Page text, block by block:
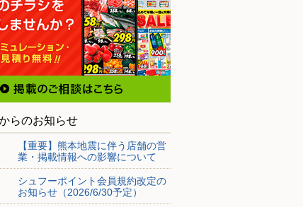
らのお知らせ
【重要】熊本地震に伴う店舗の営
業・掲載情報への影響について
シュフーポイント会員規約改定の
お知らせ（2026/6/30予定）